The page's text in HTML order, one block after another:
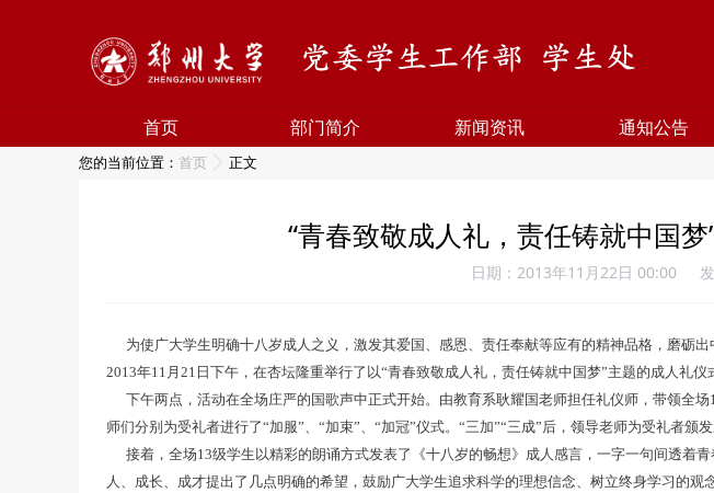
首页 部门简介 新闻资讯 通知公告
您的当前位置： 首页 正文
“青春致敬成人礼，责任铸就中国
日期：2013年11月22日 00:00
为使广大学生明确十八岁成人之义，激发其爱国、感恩、责任奉献等应有的精神品格，磨砺
2013年11月21日下午，在杏坛隆重举行了以“青春致敬成人礼，责任铸就中国梦”主题的成人礼仪
下午两点，活动在全场庄严的国歌声中正式开始。由教育系耿耀国老师担任礼仪师，带领全
师们分别为受礼者进行了“加服”、“加束”、“加冠”仪式。“三加”“三成”后，领导老师为受礼者颁
接着，全场13级学生以精彩的朗诵方式发表了《十八岁的畅想》成人感言，一字一句间透着
人、成长、成才提出了几点明确的希望，鼓励广大学生追求科学的理想信念、树立终身学习的